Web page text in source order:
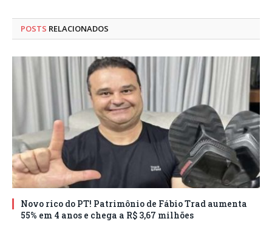
POSTS RELACIONADOS
Novo rico do PT! Patrimônio de Fábio Trad aumenta
55% em 4 anos e chega a R$ 3,67 milhões